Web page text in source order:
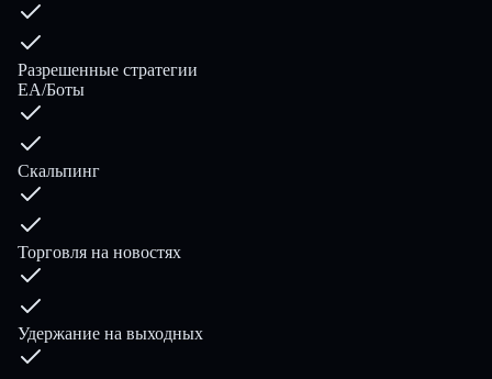
Разрешенные стратегии
EA/Боты
Скальпинг
Торговля на новостях
Удержание на выходных